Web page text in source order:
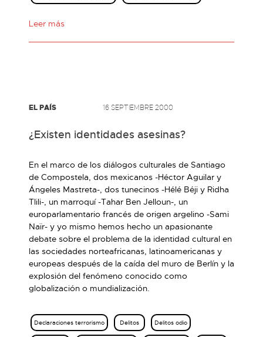
Leer más
EL PAÍS 16 SEPTIEMBRE 2000
¿Existen identidades asesinas?
En el marco de los diálogos culturales de Santiago
de Compostela, dos mexicanos -Héctor Aguilar y
Ángeles Mastreta-, dos tunecinos -Hélé Béji y Ridha
Tlili-, un marroquí -Tahar Ben Jelloun-, un
europarlamentario francés de origen argelino -Sami
Naïr- y yo mismo hemos hecho un apasionante
debate sobre el problema de la identidad cultural en
las sociedades norteafricanas, latinoamericanas y
europeas después de la caída del muro de Berlín y la
explosión del fenómeno conocido como
globalización o mundialización.
Declaraciones terrorismo Delitos Delitos odio